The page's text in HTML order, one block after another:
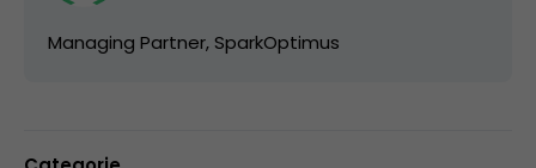
Managing Partner, SparkOptimus